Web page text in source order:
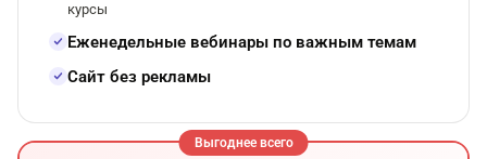
курсы
Еженедельные вебинары по важным темам
Сайт без рекламы
Выгоднее всего